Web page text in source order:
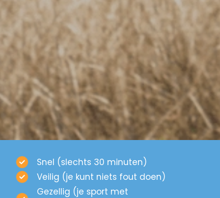
Snel (slechts 30 minuten)
Veilig (je kunt niets fout doen)
Gezellig (je sport met